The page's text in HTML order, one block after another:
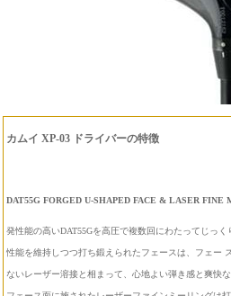
カムイ XP-03 ドライバーの特徴
DAT55G FORGED U-SHAPED FACE & LASER FINE
発性能の高いDAT55Gを高圧で複数回にわたってじっ
性能を維持しつつ打ち鍛えられたフェースは、フェー
ないレーザー溶接と相まって、心地よい弾き感と爽快